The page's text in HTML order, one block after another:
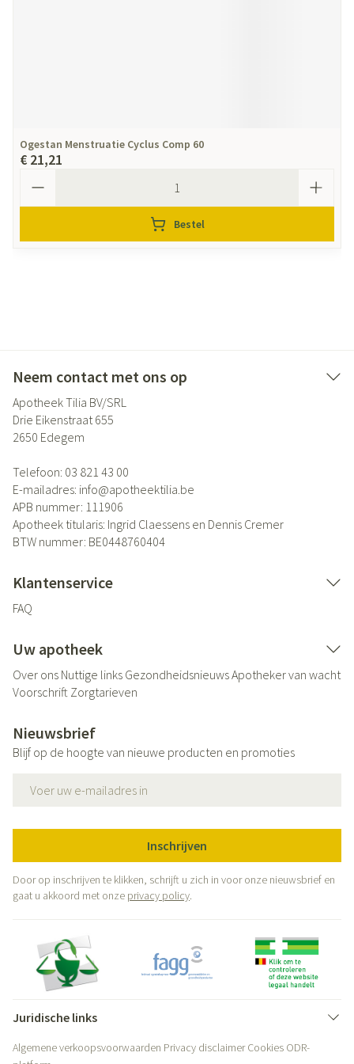
Ogestan Menstruatie Cyclus Comp 60
€ 21,21
Bestel
Neem contact met ons op
Apotheek Tilia BV/SRL
Drie Eikenstraat 655
2650 Edegem
Telefoon: 03 821 43 00
E-mailadres: info@apotheektilia.be
APB nummer: 111906
Apotheek titularis: Ingrid Claessens en Dennis Cremer
BTW nummer: BE0448760404
Klantenservice
FAQ
Uw apotheek
Over ons Nuttige links GezondheidsnieuwsApotheker van wacht
Voorschrift Zorgtarieven
Nieuwsbrief
Blijf op de hoogte van nieuwe producten en promoties
Inschrijven
Door op inschrijven te klikken, schrijft u zich in voor onze nieuwsbrief en
gaat u akkoord met onze privacy policy.
Juridische links
Algemene verkoopsvoorwaarden Privacy disclaimer Cookies ODR-